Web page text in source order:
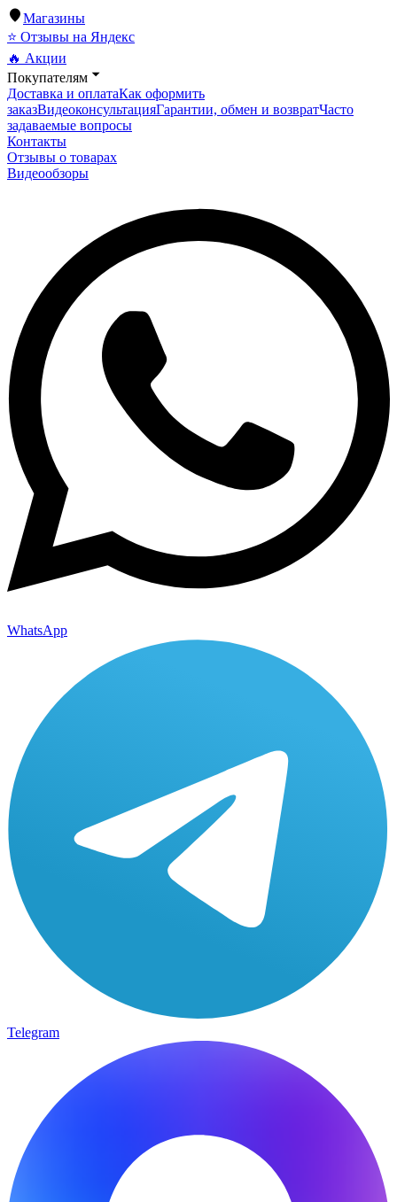
Магазины
⭐ Отзывы на Яндекс
🔥 Акции
Покупателям
Доставка и оплатаКак оформить
заказВидеоконсультацияГарантии, обмен и возвратЧасто
задаваемые вопросы
Контакты
Отзывы о товарах
Видеообзоры
WhatsApp
Telegram